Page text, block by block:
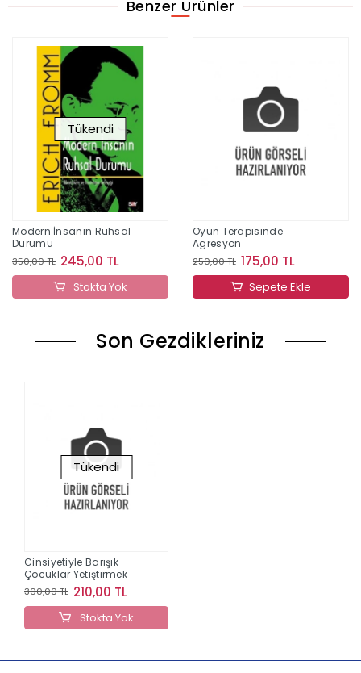
Benzer Ürünler
Tükendi
Modern İnsanın Ruhsal
Durumu
350,00 TL 245,00 TL
Stokta Yok
Oyun Terapisinde
Agresyon
250,00 TL 175,00 TL
Sepete Ekle
Son Gezdikleriniz
Tükendi
Cinsiyetiyle Barışık
Çocuklar Yetiştirmek
300,00 TL 210,00 TL
Stokta Yok